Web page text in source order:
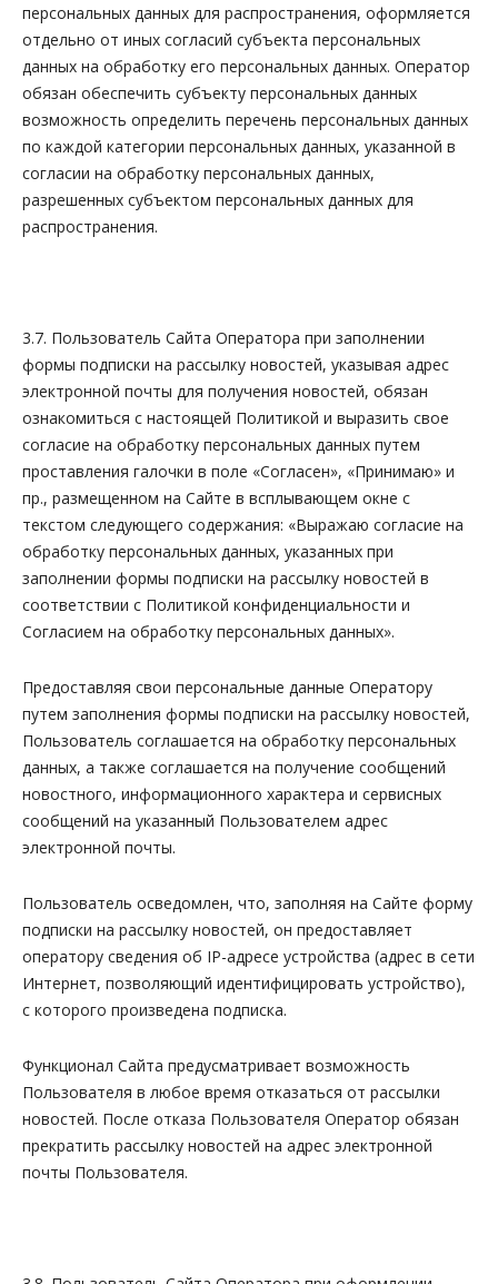
персональных данных для распространения, оформляется
отдельно от иных согласий субъекта персональных
данных на обработку его персональных данных. Оператор
обязан обеспечить субъекту персональных данных
возможность определить перечень персональных данных
по каждой категории персональных данных, указанной в
согласии на обработку персональных данных,
разрешенных субъектом персональных данных для
распространения.
3.7. Пользователь Сайта Оператора при заполнении
формы подписки на рассылку новостей, указывая адрес
электронной почты для получения новостей, обязан
ознакомиться с настоящей Политикой и выразить свое
согласие на обработку персональных данных путем
проставления галочки в поле «Согласен», «Принимаю» и
пр., размещенном на Сайте в всплывающем окне с
текстом следующего содержания: «Выражаю согласие на
обработку персональных данных, указанных при
заполнении формы подписки на рассылку новостей в
соответствии с Политикой конфиденциальности и
Согласием на обработку персональных данных».
Предоставляя свои персональные данные Оператору
путем заполнения формы подписки на рассылку новостей,
Пользователь соглашается на обработку персональных
данных, а также соглашается на получение сообщений
новостного, информационного характера и сервисных
сообщений на указанный Пользователем адрес
электронной почты.
Пользователь осведомлен, что, заполняя на Сайте форму
подписки на рассылку новостей, он предоставляет
оператору сведения об IP-адресе устройства (адрес в сети
Интернет, позволяющий идентифицировать устройство),
с которого произведена подписка.
Функционал Сайта предусматривает возможность
Пользователя в любое время отказаться от рассылки
новостей. После отказа Пользователя Оператор обязан
прекратить рассылку новостей на адрес электронной
почты Пользователя.